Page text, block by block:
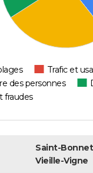
Trafic et
des personnes
fraudes
Saint-
Vieille-Vigne